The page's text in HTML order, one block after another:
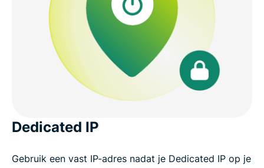
Dedicated IP
Gebruik een vast IP-adres nadat je Dedicated IP op je